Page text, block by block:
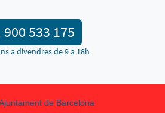
900 533 175
a divendres de 9 a 18h